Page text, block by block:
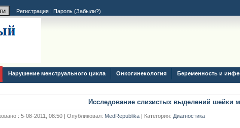
Регистрация | Пароль (Забыли?)
Нарушение менструального цикла Онкогинекология Беременность и
Исследование слизистых выделений шейки
: 5-08-2011, 08:50 | Опубликовал: MedRepublika | Категория: Диагностика